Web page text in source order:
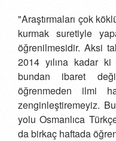
"Araştırmaları çok
kurmak suretiyle
öğrenilmesidir. Aksi
2014 yılına kadar
bundan ibaret
öğrenmeden ilmi
zenginleştiremeyiz.
yolu Osmanlıca
da birkaç haftada